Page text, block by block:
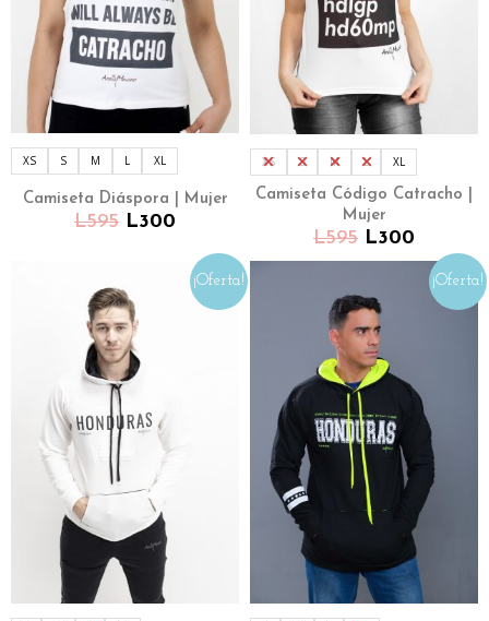
XS S M L XL
Camiseta Diáspora | Mujer
L595 L300
XS S M L XL
Camiseta Código Catracho |
Mujer
L595 L300
¡Oferta! ¡Oferta!